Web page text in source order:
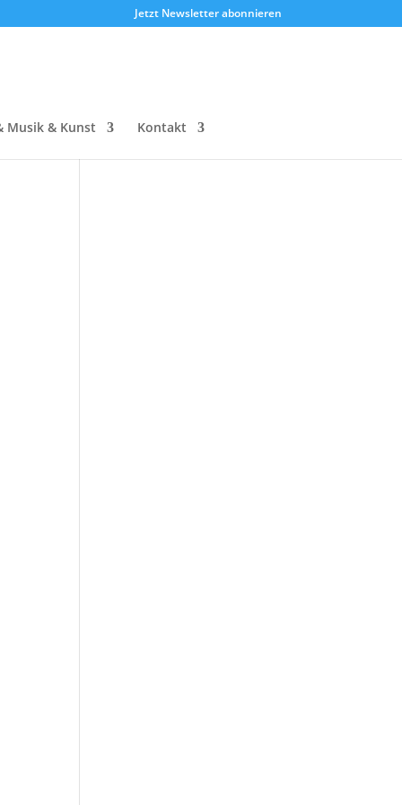
Jetzt Newsletter abonnieren
Musik & Kunst Kontakt